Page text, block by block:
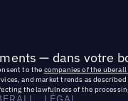
— dans votre
to the companies of the
and market trends as described
the lawfulness of the